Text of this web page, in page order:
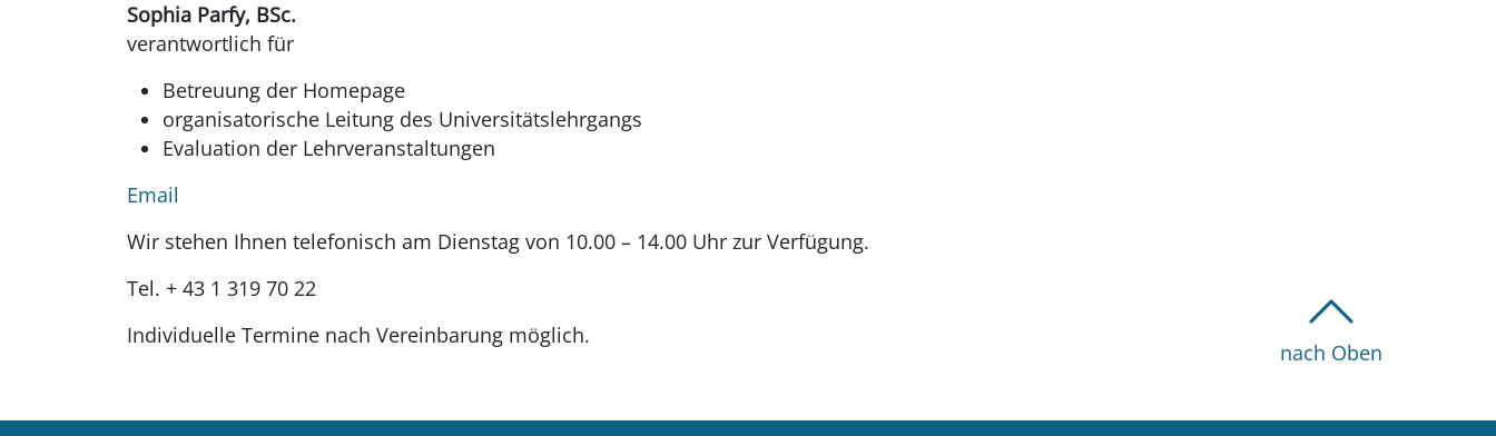
Sophia Parfy, BSc.
verantwortlich für
Betreuung der Homepage
organisatorische Leitung des Universitätslehrgangs
Evaluation der Lehrveranstaltungen
Email
Wir stehen Ihnen telefonisch am Dienstag von 10.00 – 14.00 Uhr zur Verfügung.
Tel. + 43 1 319 70 22
Individuelle Termine nach Vereinbarung möglich.
nach Oben